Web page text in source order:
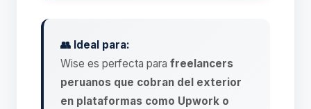
👥 Ideal para:
Wise es perfecta para freelancers
peruanos que cobran del exterior
en plataformas como Upwork o